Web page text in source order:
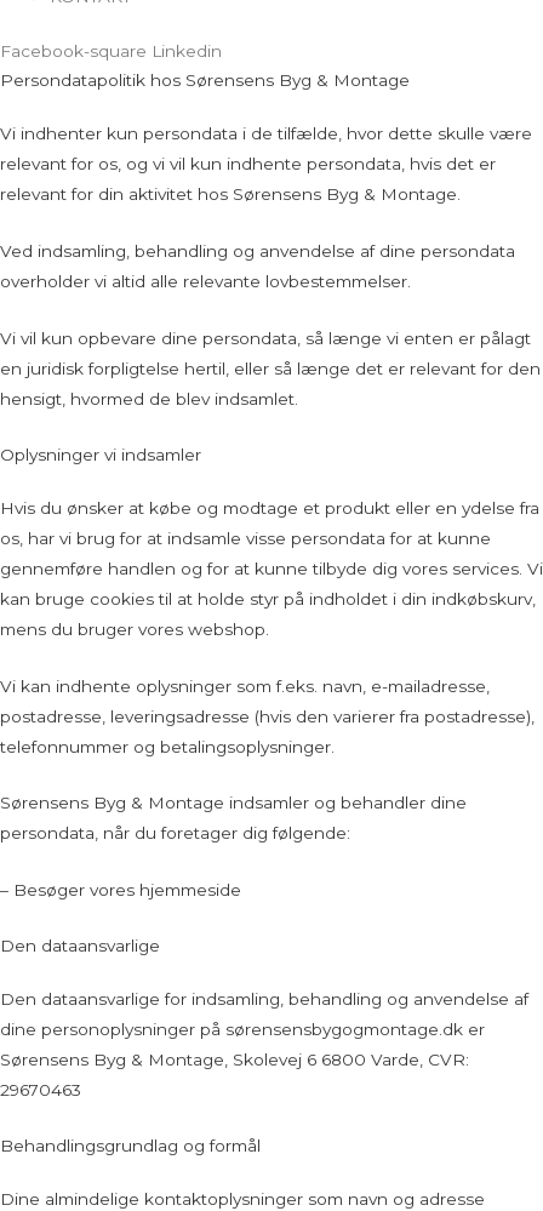
Facebook-square Linkedin
Persondatapolitik hos Sørensens Byg & Montage
Vi indhenter kun persondata i de tilfælde, hvor dette skulle være
relevant for os, og vi vil kun indhente persondata, hvis det er
relevant for din aktivitet hos Sørensens Byg & Montage.
Ved indsamling, behandling og anvendelse af dine persondata
overholder vi altid alle relevante lovbestemmelser.
Vi vil kun opbevare dine persondata, så længe vi enten er pålagt
en juridisk forpligtelse hertil, eller så længe det er relevant for den
hensigt, hvormed de blev indsamlet.
Oplysninger vi indsamler
Hvis du ønsker at købe og modtage et produkt eller en ydelse fra
os, har vi brug for at indsamle visse persondata for at kunne
gennemføre handlen og for at kunne tilbyde dig vores services. Vi
kan bruge cookies til at holde styr på indholdet i din indkøbskurv,
mens du bruger vores webshop.
Vi kan indhente oplysninger som f.eks. navn, e-mailadresse,
postadresse, leveringsadresse (hvis den varierer fra postadresse),
telefonnummer og betalingsoplysninger.
Sørensens Byg & Montage indsamler og behandler dine
persondata, når du foretager dig følgende:
– Besøger vores hjemmeside
Den dataansvarlige
Den dataansvarlige for indsamling, behandling og anvendelse af
dine personoplysninger på sørensensbygogmontage.dk er
Sørensens Byg & Montage, Skolevej 6 6800 Varde, CVR:
29670463
Behandlingsgrundlag og formål
Dine almindelige kontaktoplysninger som navn og adresse